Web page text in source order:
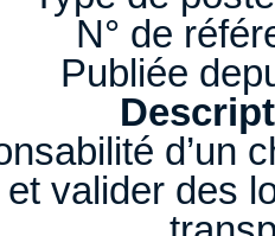
N° de
Publiée
d’un
valider des